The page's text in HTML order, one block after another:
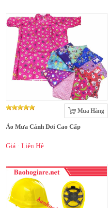
Mua Hàng
Áo Mưa Cánh Dơi Cao Cấp
Giá : Liên Hệ